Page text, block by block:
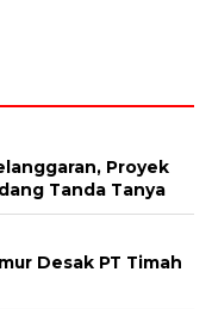
Proyek
Tanda Tanya
Desak PT Timah